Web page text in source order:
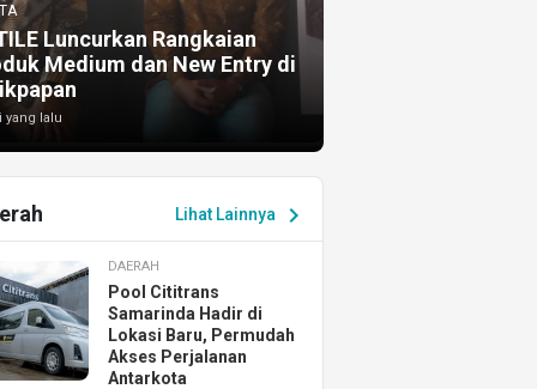
Luncurkan Rangkaian
Medium dan New Entry di
yang lalu
Lihat Lainnya chevron_right
DAERAH
Pool Cititrans
Samarinda Hadir di
Lokasi Baru, Permudah
Akses Perjalanan
Antarkota